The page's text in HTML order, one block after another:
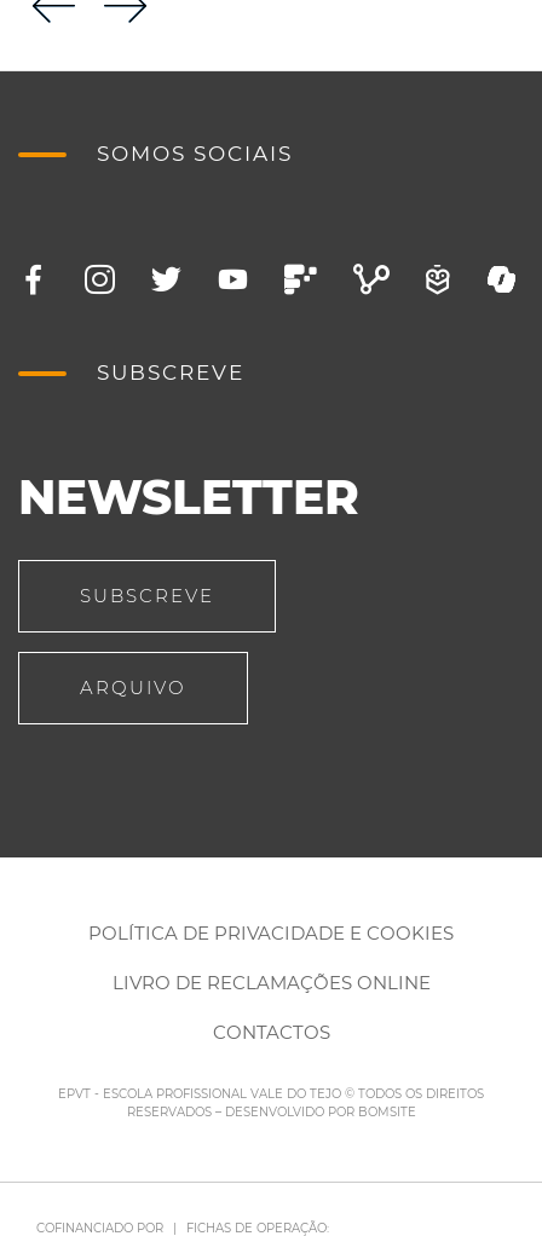
SOMOS SOCIAIS
SUBSCREVE
NEWSLETTER
SUBSCREVE
ARQUIVO
POLÍTICA DE PRIVACIDADE E COOKIES
LIVRO DE RECLAMAÇÕES ONLINE
CONTACTOS
EPVT - ESCOLA PROFISSIONAL VALE DO TEJO © TODOS OS DIREITOS
RESERVADOS – DESENVOLVIDO POR BOMSITE
COFINANCIADO POR FICHAS DE OPERAÇÃO: